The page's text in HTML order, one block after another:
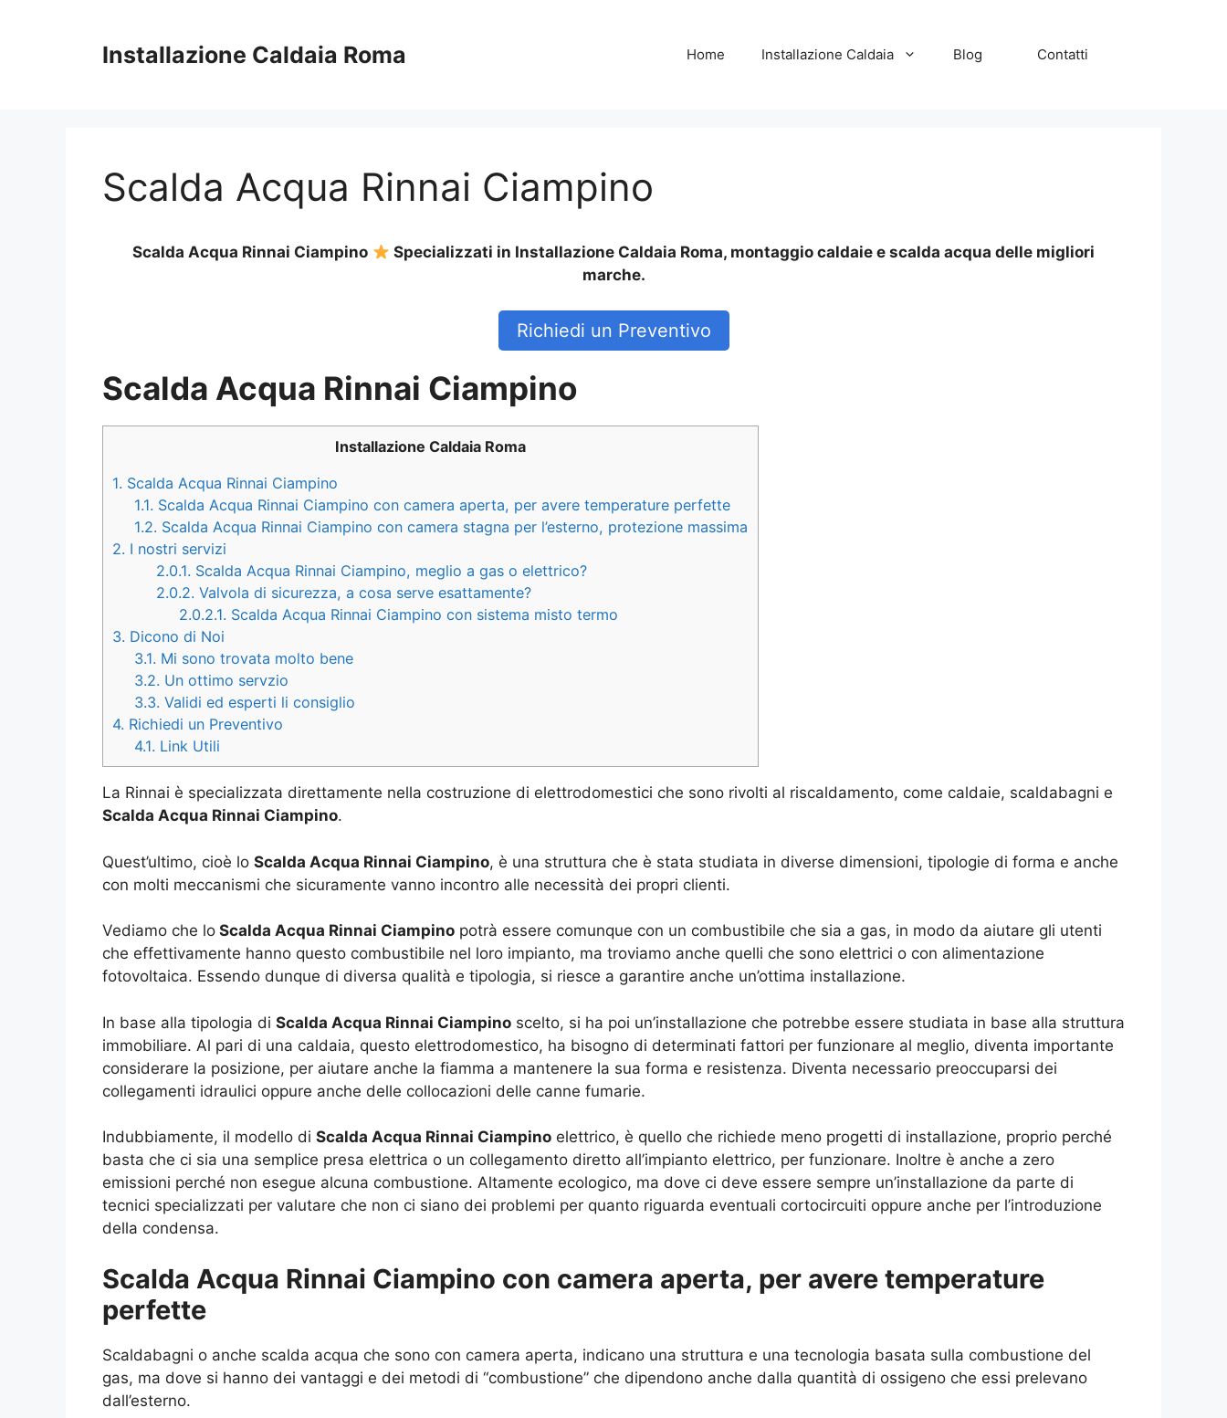
Installazione Caldaia Roma Home Installazione Caldaia Blog Contatti
Scalda Acqua Rinnai Ciampino
Scalda Acqua Rinnai Ciampino
Specializzati in Installazione Caldaia Roma, montaggio caldaie e scalda acqua delle migliori
marche.
Richiedi un Preventivo
Scalda Acqua Rinnai Ciampino
Installazione Caldaia Roma
1. Scalda Acqua Rinnai Ciampino
1.1. Scalda Acqua Rinnai Ciampino con camera aperta, per avere temperature perfette
1.2. Scalda Acqua Rinnai Ciampino con camera stagna per l’esterno, protezione massima
2. I nostri servizi
2.0.1. Scalda Acqua Rinnai Ciampino, meglio a gas o elettrico?
2.0.2. Valvola di sicurezza, a cosa serve esattamente?
2.0.2.1. Scalda Acqua Rinnai Ciampino con sistema misto termo
3. Dicono di Noi
3.1. Mi sono trovata molto bene
3.2. Un ottimo servzio
3.3. Validi ed esperti li consiglio
4. Richiedi un Preventivo
4.1. Link Utili
La Rinnai è specializzata direttamente nella costruzione di elettrodomestici che sono rivolti al riscaldamento, come caldaie, scaldabagni e
Scalda Acqua Rinnai Ciampino.
Quest’ultimo, cioè lo Scalda Acqua Rinnai Ciampino, è una struttura che è stata studiata in diverse dimensioni, tipologie di forma e anche
con molti meccanismi che sicuramente vanno incontro alle necessità dei propri clienti.
Vediamo che lo Scalda Acqua Rinnai Ciampino potrà essere comunque con un combustibile che sia a gas, in modo da aiutare gli utenti
che effettivamente hanno questo combustibile nel loro impianto, ma troviamo anche quelli che sono elettrici o con alimentazione
fotovoltaica. Essendo dunque di diversa qualità e tipologia, si riesce a garantire anche un’ottima installazione.
In base alla tipologia di Scalda Acqua Rinnai Ciampino scelto, si ha poi un’installazione che potrebbe essere studiata in base alla struttura
immobiliare. Al pari di una caldaia, questo elettrodomestico, ha bisogno di determinati fattori per funzionare al meglio, diventa importante
considerare la posizione, per aiutare anche la fiamma a mantenere la sua forma e resistenza. Diventa necessario preoccuparsi dei
collegamenti idraulici oppure anche delle collocazioni delle canne fumarie.
Indubbiamente, il modello di Scalda Acqua Rinnai Ciampino elettrico, è quello che richiede meno progetti di installazione, proprio perché
basta che ci sia una semplice presa elettrica o un collegamento diretto all’impianto elettrico, per funzionare. Inoltre è anche a zero
emissioni perché non esegue alcuna combustione. Altamente ecologico, ma dove ci deve essere sempre un’installazione da parte di
tecnici specializzati per valutare che non ci siano dei problemi per quanto riguarda eventuali cortocircuiti oppure anche per l’introduzione
della condensa.
Scalda Acqua Rinnai Ciampino con camera aperta, per avere temperature
perfette
Scaldabagni o anche scalda acqua che sono con camera aperta, indicano una struttura e una tecnologia basata sulla combustione del
gas, ma dove si hanno dei vantaggi e dei metodi di “combustione” che dipendono anche dalla quantità di ossigeno che essi prelevano
dall’esterno.